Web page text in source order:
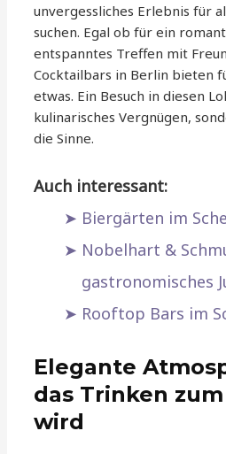
unvergessliches Erlebnis für
suchen. Egal ob für ein
entspanntes Treffen mit
Cocktailbars in Berlin bieten
etwas. Ein Besuch in diesen
kulinarisches Vergnügen,
die Sinne.
Auch interessant:
Biergärten im
Nobelhart &
gastronomisches
Rooftop Bars im
Elegante
das Trinken
wird